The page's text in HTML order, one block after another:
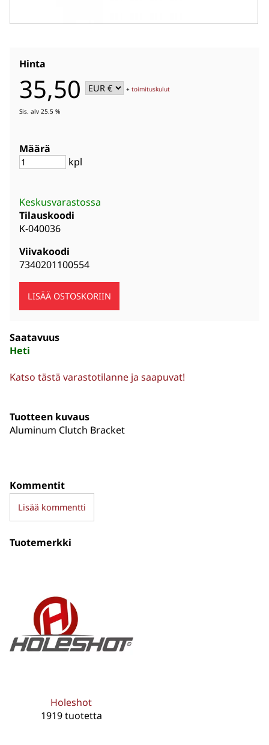
Hinta
35,50 +toimituskulut
Sis. alv 25.5 %
Määrä
kpl
Keskusvarastossa
Tilauskoodi
K-040036
Viivakoodi
7340201100554
Saatavuus
Heti
Katso tästä varastotilanne ja saapuvat!
Tuotteen kuvaus
Aluminum Clutch Bracket
Kommentit
Lisää kommentti
Tuotemerkki
Holeshot
1919 tuotetta